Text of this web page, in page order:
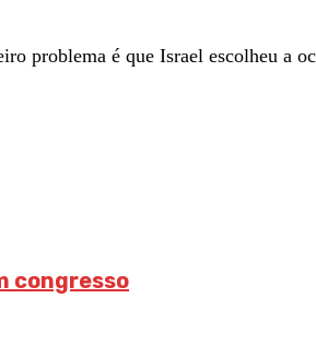
problema é que Israel escolheu a
congresso